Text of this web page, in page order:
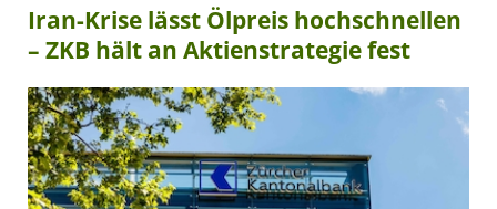
Iran-Krise lässt Ölpreis hochschnellen
– ZKB hält an Aktienstrategie fest